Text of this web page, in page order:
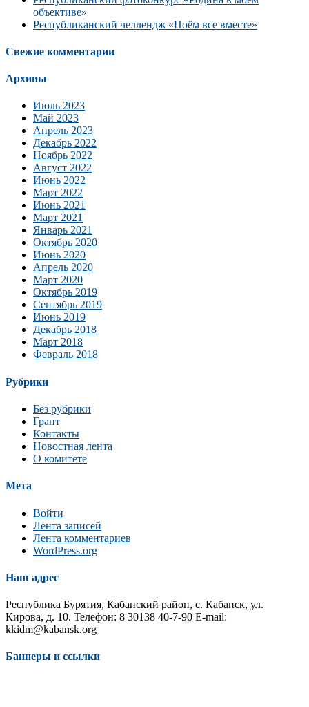
объективе»
Республиканский челлендж «Поём все вместе»
Свежие комментарии
Архивы
Июль 2023
Май 2023
Апрель 2023
Декабрь 2022
Ноябрь 2022
Август 2022
Июнь 2022
Март 2022
Июнь 2021
Март 2021
Январь 2021
Октябрь 2020
Июнь 2020
Апрель 2020
Март 2020
Октябрь 2019
Сентябрь 2019
Июнь 2019
Декабрь 2018
Март 2018
Февраль 2018
Рубрики
Без рубрики
Грант
Контакты
Новостная лента
О комитете
Мета
Войти
Лента записей
Лента комментариев
WordPress.org
Наш адрес
Республика Бурятия, Кабанский район, с. Кабанск, ул.
Кирова, д. 10. Телефон: 8 30138 40-7-90 E-mail:
kkidm@kabansk.org
Баннеры и ссылки